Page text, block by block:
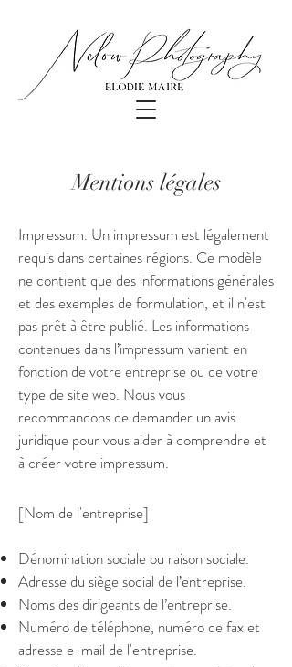
Mentions légales
Impressum. Un impressum est légalement
requis dans certaines régions. Ce modèle
ne contient que des informations générales
et des exemples de formulation, et il n'est
pas prêt à être publié. Les informations
contenues dans l’impressum varient en
fonction de votre entreprise ou de votre
type de site web. Nous vous
recommandons de demander un avis
juridique pour vous aider à comprendre et
à créer votre impressum.
[Nom de l'entreprise]
Dénomination sociale ou raison sociale.
Adresse du siège social de l’entreprise.
Noms des dirigeants de l’entreprise.
Numéro de téléphone, numéro de fax et
adresse e-mail de l'entreprise.